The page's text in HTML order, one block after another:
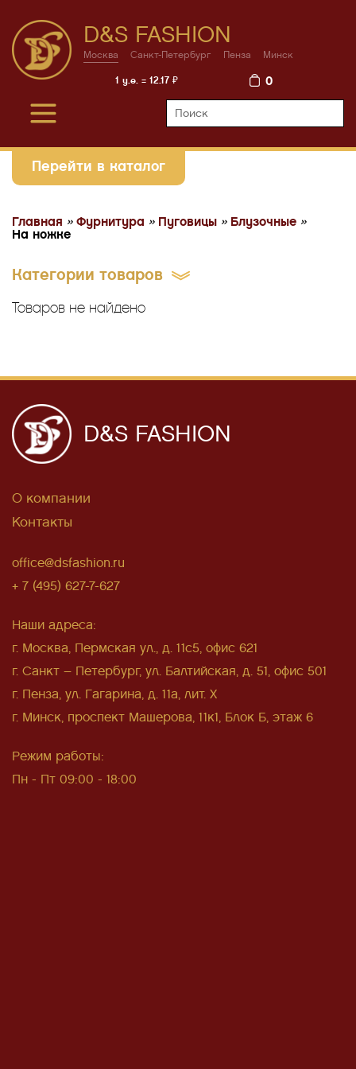
D&S FASHION
Москва Санкт-Петербург Пенза Минск
1 у.е. = 12.17 ₽ 0
Перейти в каталог
Главная » Фурнитура » Пуговицы » Блузочные »
На ножке
Категории товаров
Товаров не найдено
D&S FASHION
О компании
Контакты
office@dsfashion.ru
+ 7 (495) 627-7-627
Наши адреса:
г. Москва, Пермская ул., д. 11с5, офис 621
г. Санкт – Петербург, ул. Балтийская, д. 51, офис 501
г. Пенза, ул. Гагарина, д. 11а, лит. Х
г. Минск, проспект Машерова, 11к1, Блок Б, этаж 6
Режим работы:
Пн - Пт 09:00 - 18:00